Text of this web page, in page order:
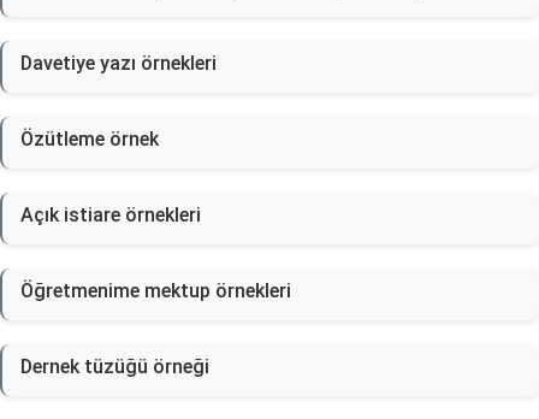
Davetiye yazı örnekleri
Özütleme örnek
Açık istiare örnekleri
Öğretmenime mektup örnekleri
Dernek tüzüğü örneği